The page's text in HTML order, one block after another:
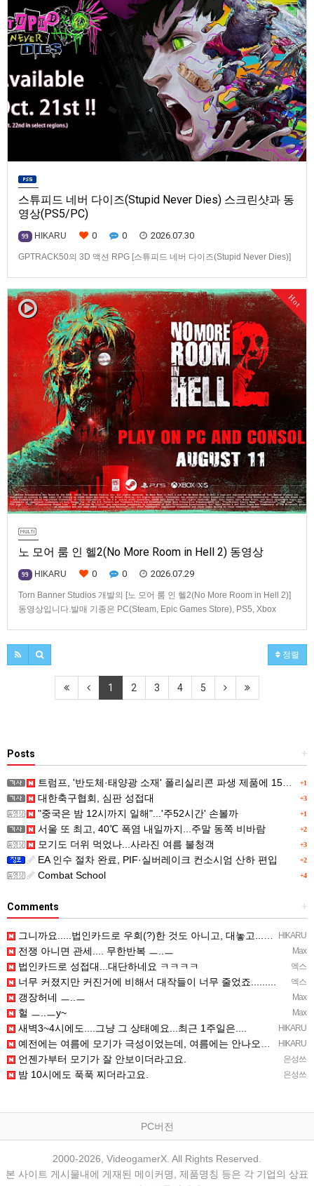
스튜피드 네버 다이즈(Stupid Never Dies) 스크린샷과 동
영상(PS5/PC)
99 HIKARU 0 0 2026.07.30
GPTRACK50의 3D 액션 RPG [스튜피드 네버 다이즈(Stupid Never Dies)]
Hot
노 모어 룸 인 헬2(No More Room in Hell 2) 동영상
99 HIKARU 0 0 2026.07.29
Torn Banner Studios 개발의 [노 모어 룸 인 헬2(No More Room in Hell 2)]
동영상입니다.발매 기종은 PC(Steam, Epic Games Store), PS5, Xbox
정렬
1 2 3 4 5
+
Posts
+1
트럼프, '반도체·태양광 소재' 폴리실리콘 파생 제품에 15% 관세...한국 기업도 영향
+3
대한축구협회, 심판 성접대
+1
"중국은 밤 12시까지 일해"...'주52시간' 손볼까
+2
서울 또 최고, 40℃ 폭염 내일까지...주말 동쪽 비바람
+3
모기도 더위 먹었나...사라진 여름 불청객
+2
EA 인수 절차 완료, PIF·실버레이크 컨소시엄 산하 편입
+4
Combat School
+
Comments
HIKARU
그니까요.....법인카드로 우회(?)한 것도 아니고, 대놓고...ㅋ ㅋ)
Max
전쟁 아니면 관세.... 무한반복 ㅡ..ㅡ
엑스
법인카드로 성접대...대단하네요 ㅋㅋㅋㅋ
엑스
너무 커졌지만 커진거에 비해서 대작들이 너무 줄었죠.........
Max
갱장허네 ㅡ..ㅡ
Max
헐 ㅡ..ㅡy~
HIKARU
새벽3~4시에도....그냥 그 상태예요...최근 1주일은....
HIKARU
예전에는 여름에 모기가 극성이었는데, 여름에는 안나오는 것 같은.....ㅎ ㅎ)
은성쓰
언젠가부터 모기가 잘 안보이더라고요.
은성쓰
밤 10시에도 푹푹 찌더라고요.
PC버전
2000-2026, VideogamerX. All Rights Reserved.
본 사이트 게시물내에 게재된 메이커명, 제품명칭 등은 각 기업의 상표